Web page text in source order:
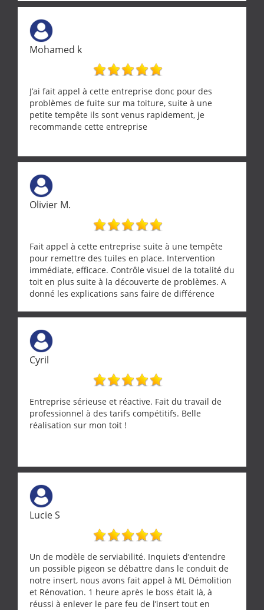
Une équipe sérieuse, réactive et compétente. C'est
vraiment rassurant de pouvoir compter sur des
artisans aussi professionnels. Merci encore !
Mohamed k
J’ai fait appel à cette entreprise donc pour des
problèmes de fuite sur ma toiture, suite à une
petite tempête ils sont venus rapidement, je
recommande cette entreprise
Olivier M.
Fait appel à cette entreprise suite à une tempête
pour remettre des tuiles en place. Intervention
immédiate, efficace. Contrôle visuel de la totalité du
toit en plus suite à la découverte de problèmes. A
donné les explications sans faire de différence
Cyril
Entreprise sérieuse et réactive. Fait du travail de
professionnel à des tarifs compétitifs. Belle
réalisation sur mon toit !
Lucie S
Un de modèle de serviabilité. Inquiets d’entendre
un possible pigeon se débattre dans le conduit de
notre insert, nous avons fait appel à ML Démolition
et Rénovation. 1 heure après le boss était là, à
réussi à enlever le pare feu de l’insert tout en